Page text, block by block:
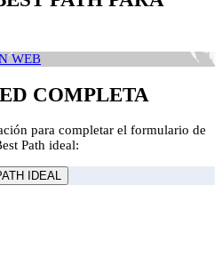
WEB
COMPLETA
para completar el formulario de
Path ideal:
IDEAL